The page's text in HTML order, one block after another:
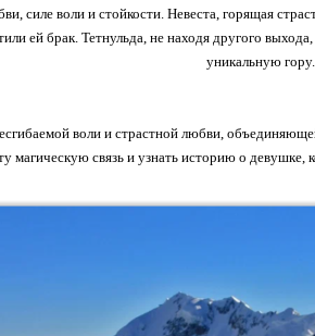
силе воли и стойкости. Невеста, горящая
ей брак. Тетнульда, не находя другого
уникальную гору.
воли и страстной любви,
магическую связь и узнать историю о девушке,